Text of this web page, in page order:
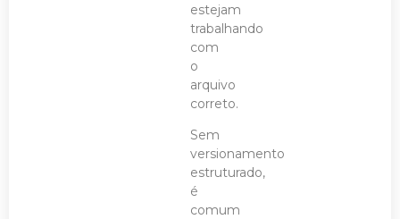
estejam
trabalhando
com
o
arquivo
correto.
Sem
versionamento
estruturado,
é
comum